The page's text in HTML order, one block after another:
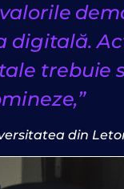
digitală.
trebuie
din